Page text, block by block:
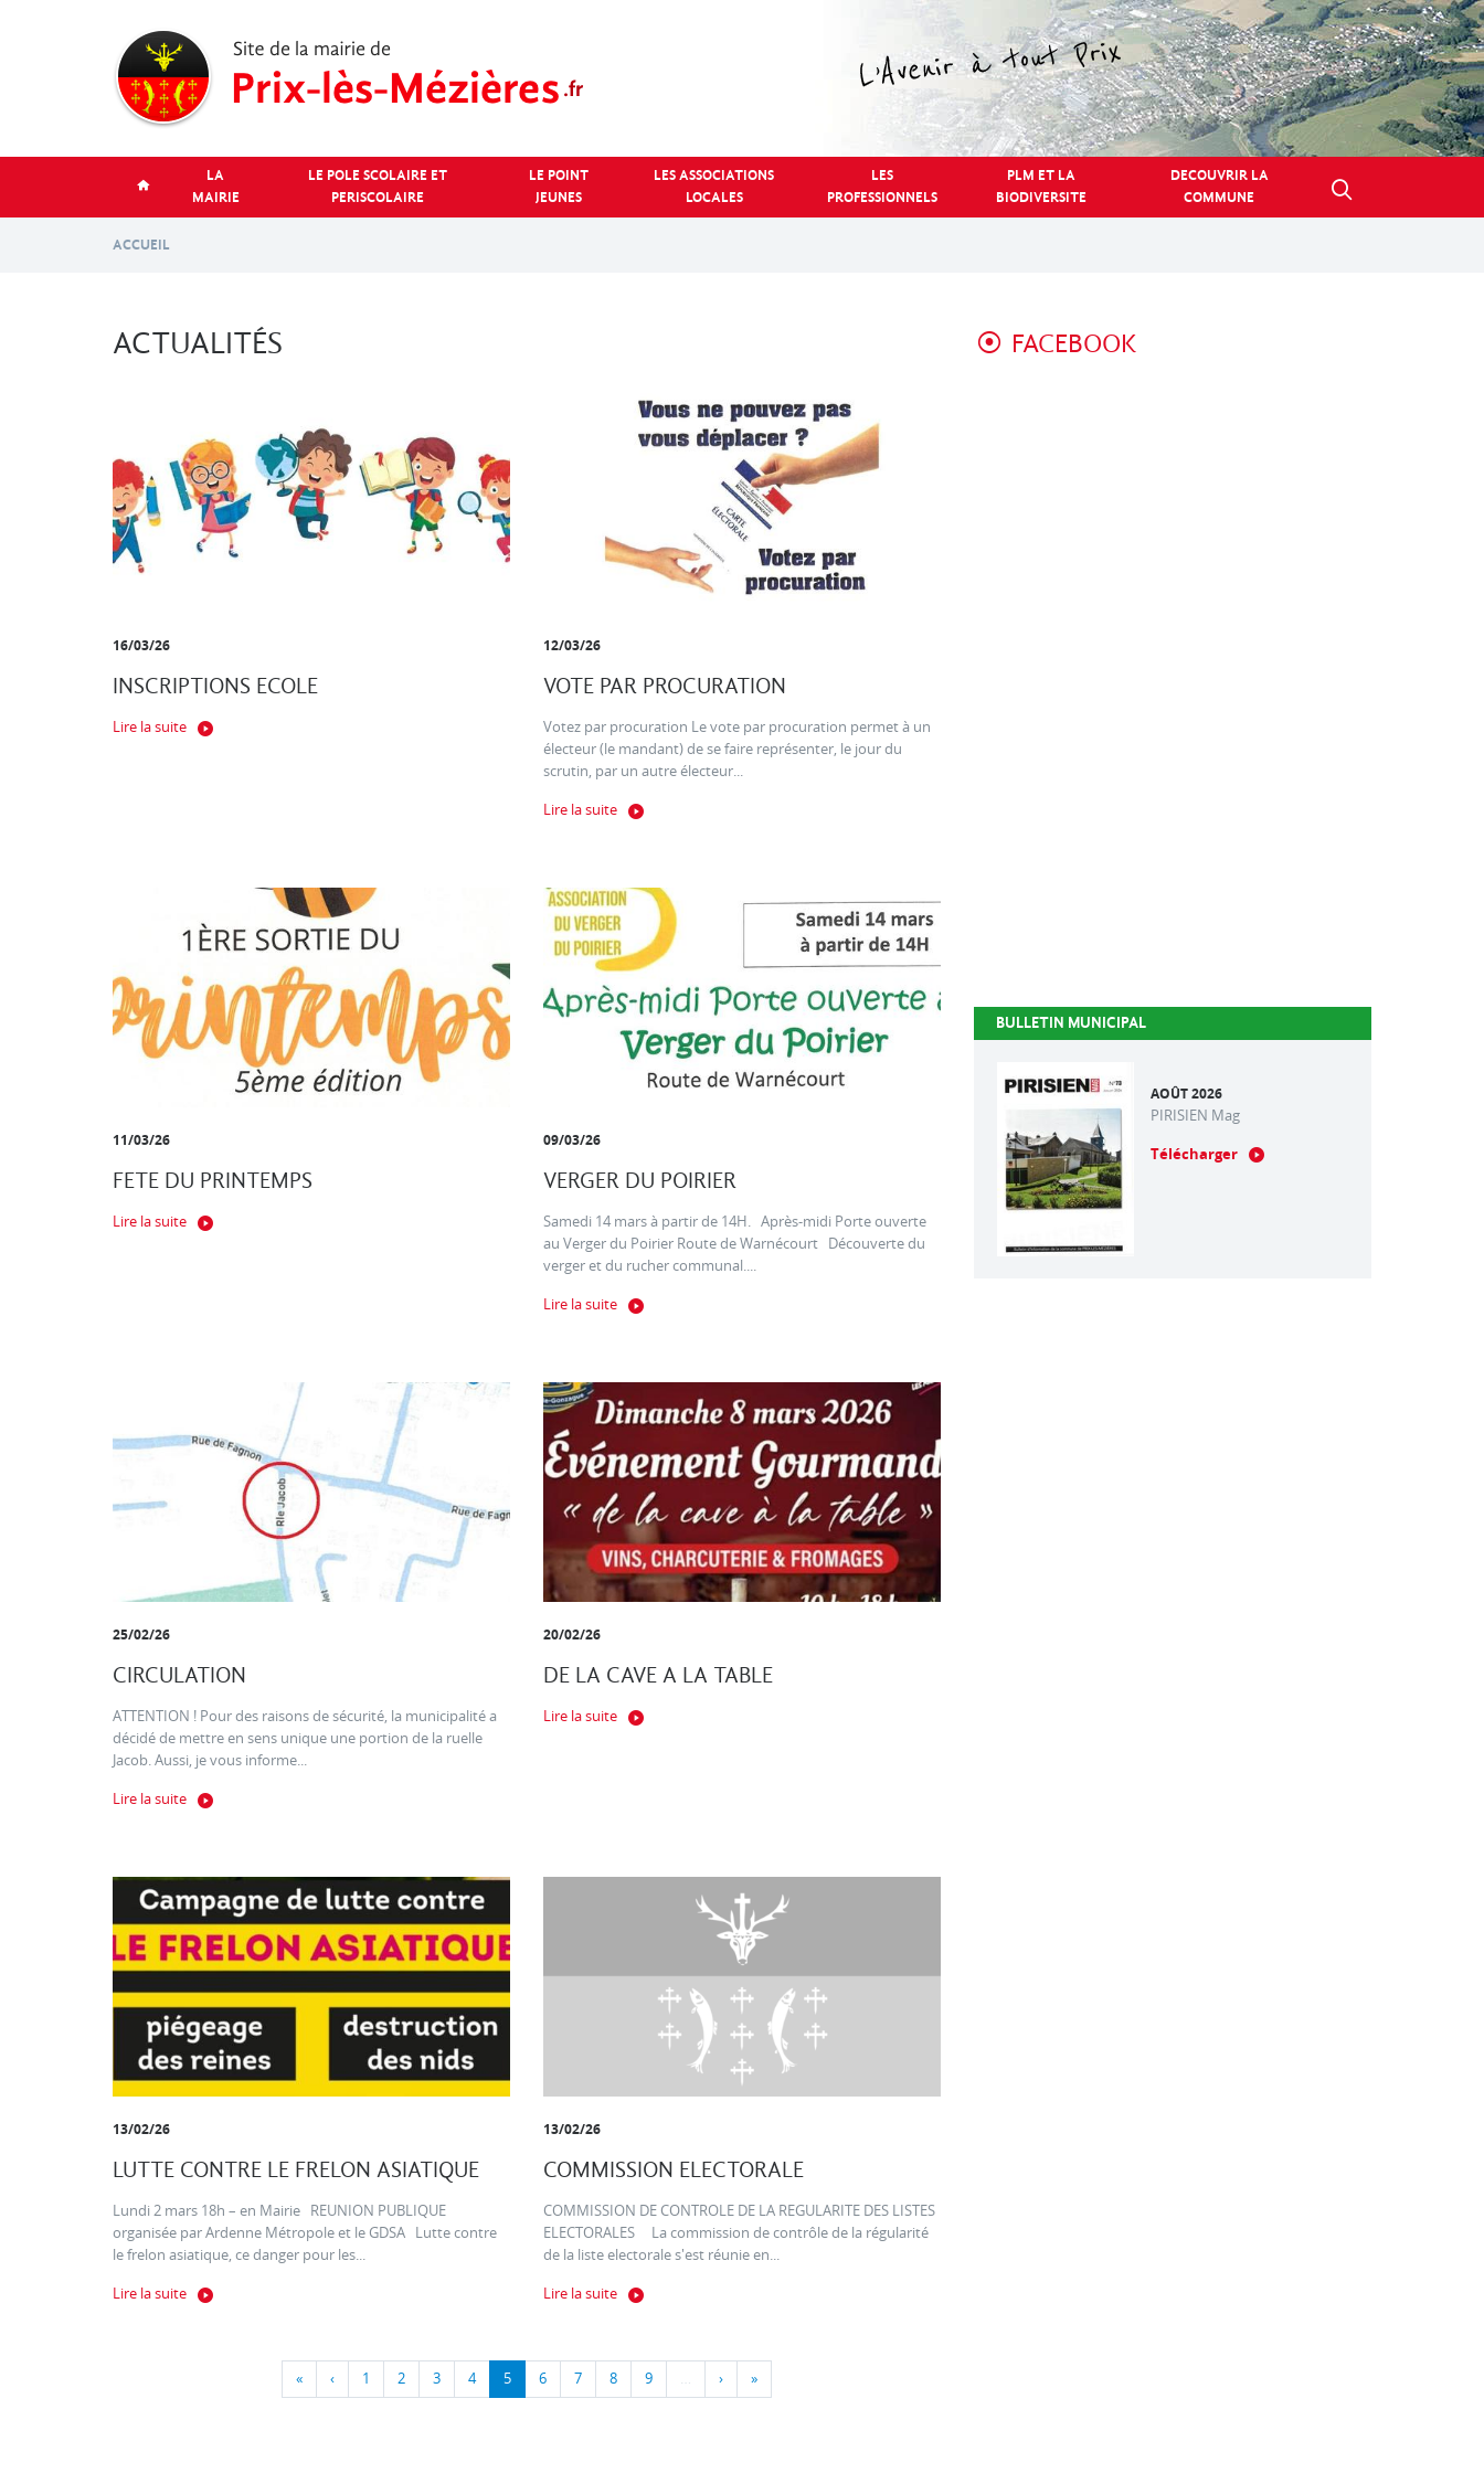
LA
MAIRIE
LE POLE SCOLAIRE ET
PERISCOLAIRE
LE POINT
JEUNES
LES ASSOCIATIONS
LOCALES
LES
PROFESSIONNELS
PLM ET LA
BIODIVERSITE
DECOUVRIR LA
COMMUNE
ACCUEIL
ACTUALITÉS
16/03/26
INSCRIPTIONS ECOLE
Lire la suite
12/03/26
VOTE PAR PROCURATION
Votez par procuration Le vote par procuration permet à un
électeur (le mandant) de se faire représenter, le jour du
scrutin, par un autre électeur...
Lire la suite
11/03/26
FETE DU PRINTEMPS
Lire la suite
09/03/26
VERGER DU POIRIER
Samedi 14 mars à partir de 14H. Après-midi Porte ouverte
au Verger du Poirier Route de Warnécourt Découverte du
verger et du rucher communal....
Lire la suite
25/02/26
CIRCULATION
ATTENTION ! Pour des raisons de sécurité, la municipalité a
décidé de mettre en sens unique une portion de la ruelle
Jacob. Aussi, je vous informe...
Lire la suite
20/02/26
DE LA CAVE A LA TABLE
Lire la suite
13/02/26
LUTTE CONTRE LE FRELON ASIATIQUE
Lundi 2 mars 18h – en Mairie REUNION PUBLIQUE
organisée par Ardenne Métropole et le GDSA Lutte contre
le frelon asiatique, ce danger pour les...
Lire la suite
13/02/26
COMMISSION ELECTORALE
COMMISSION DE CONTROLE DE LA REGULARITE DES LISTES
ELECTORALES La commission de contrôle de la régularité
de la liste electorale s'est réunie en...
Lire la suite
« ‹ 1 2 3 4 5 6 7 8 9 … › »
FACEBOOK
BULLETIN MUNICIPAL
AOÛT 2026
PIRISIEN Mag
Télécharger